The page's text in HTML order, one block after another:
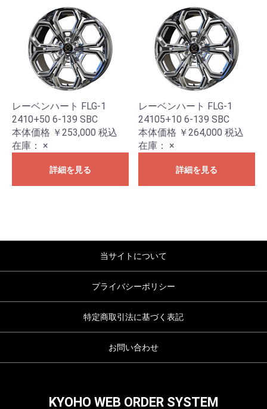
レーベンハート FLG-1
2410+50 6-139 SBC
本体価格 ￥253,000 税込
在庫： ×
詳細を見る
レーベンハート FLG-1
24105+10 6-139 SBC
本体価格 ￥264,000 税込
在庫： ×
詳細を見る
当サイトについて
プライバシーポリシー
特定商取引法に基づく表記
お問い合わせ
KYOHO WEB ORDER SYSTEM